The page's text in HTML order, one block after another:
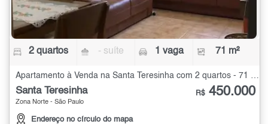
2 quartos - suíte 1 vaga 71 m²
Santa Teresinha
Zona Norte - São Paulo
Endereço no círculo do mapa
R$ 450.000